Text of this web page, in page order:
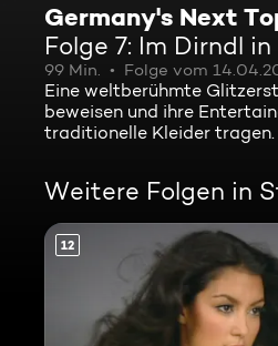
Germany's Next
Folge 7: Im Dirndl
99 Min. Folge vom
Eine weltberühmte
beweisen und ihre
traditionelle Kleider tragen.
Weitere Folgen in
12